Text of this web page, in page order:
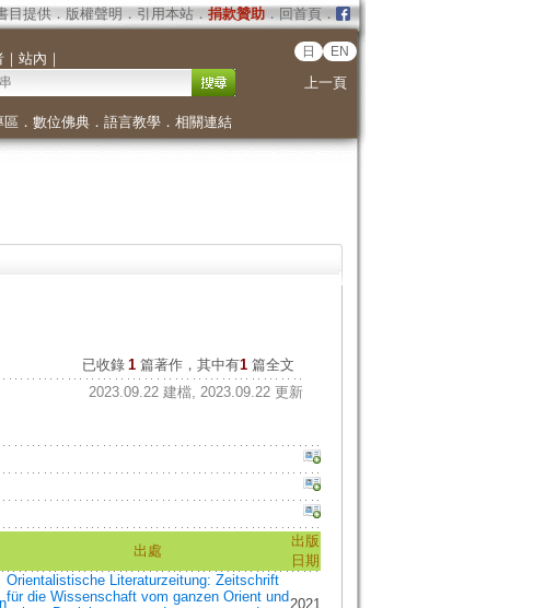
目提供． 版權聲明 ． 引用本站． 捐款贊助．回首頁．
｜ 站內 ｜ 日 EN
上一頁
區 ． 數位佛典． 語言教學． 相關連結
已收錄 1 篇著作，其中有1篇全文
2023.09.22 建檔, 2023.09.22 更新
出處
出版
日期
Orientalistische Literaturzeitung: Zeitschrift
für die Wissenschaft vom ganzen Orient und2021